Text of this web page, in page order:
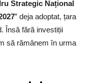
Strategic Național
” deja adoptat, țara
Însă fără investiții
să rămânem în urma